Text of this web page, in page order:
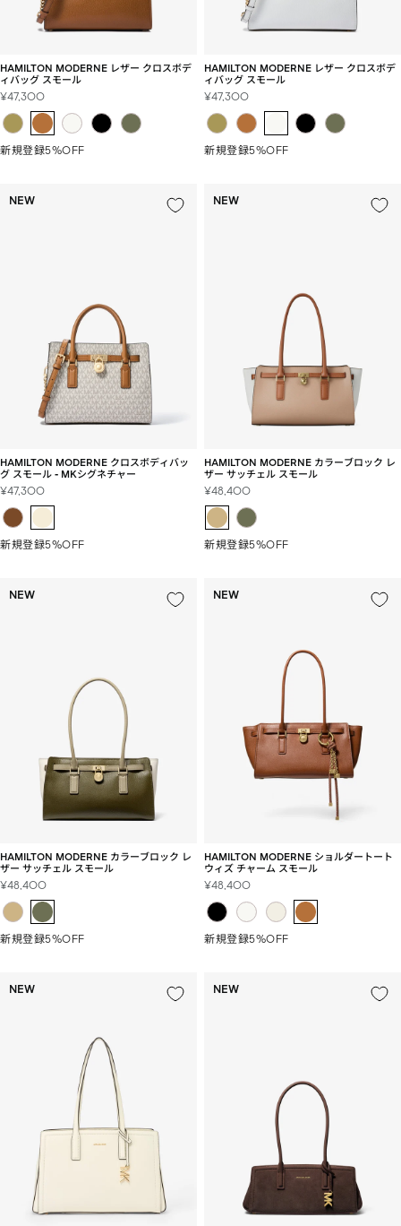
HAMILTON MODERNE レザー クロスボデ
ィバッグ スモール
セ
ル
格
¥47,300
新規登録5%OFF
HAMILTON MODERNE レザー クロスボデ
ィバッグ スモール
セ
ル
格
¥47,300
新規登録5%OFF
NEW
HAMILTON MODERNE クロスボディバッ
グ スモール - MKシグネチャー
セ
ー
ル
格
¥47,300
新規登録5%OFF
NEW
HAMILTON MODERNE カラーブロック レ
ザー サッチェル スモール
セ
ー
ル
格
¥48,400
新規登録5%OFF
NEW
HAMILTON MODERNE カラーブロック レ
ザー サッチェル スモール
セ
ー
ル
格
¥48,400
新規登録5%OFF
NEW
HAMILTON MODERNE ショルダートート
ウィズ チャーム スモール
セ
ー
ル
格
¥48,400
新規登録5%OFF
NEW NEW